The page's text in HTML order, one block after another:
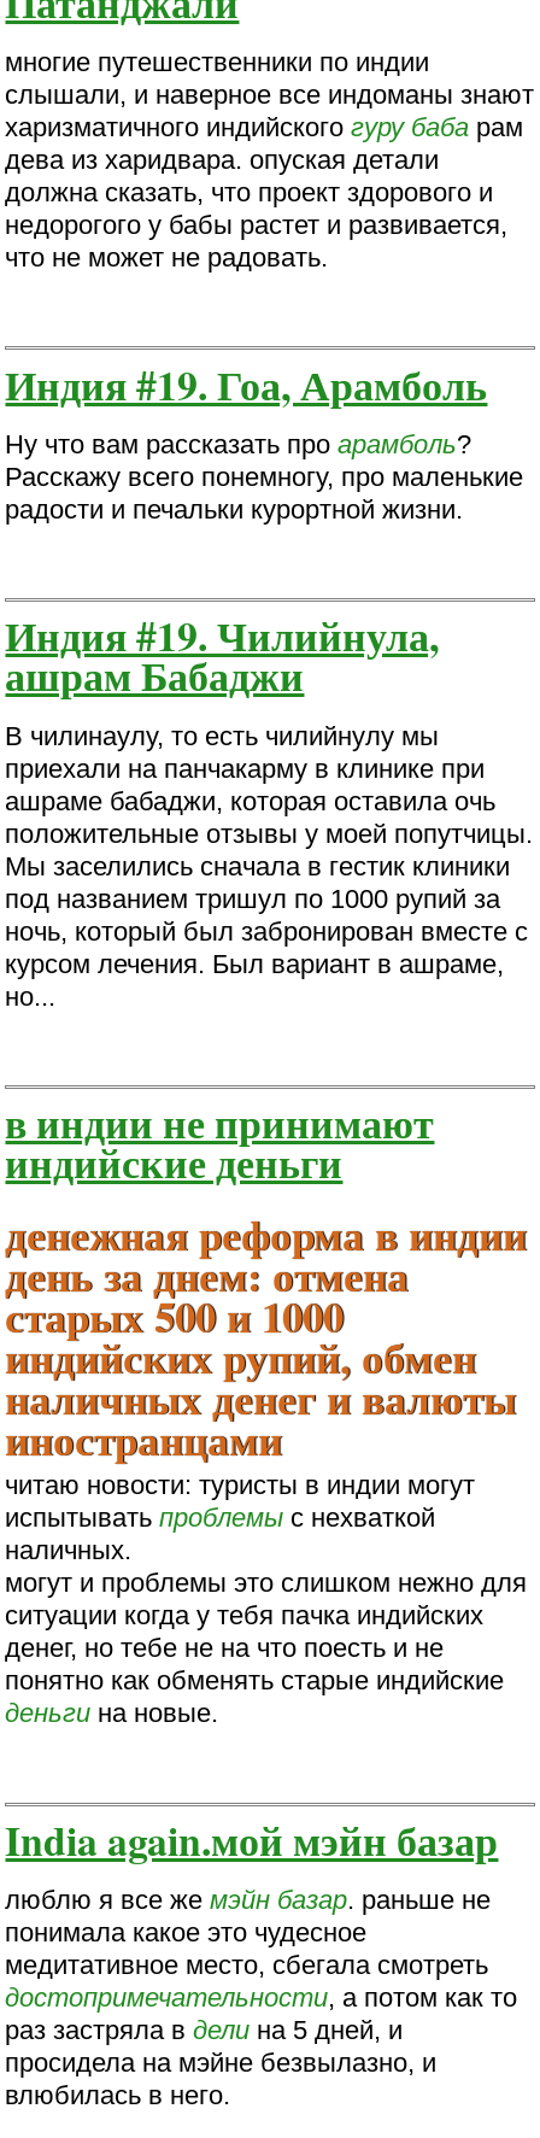
многие путешественники по индии
слышали, и наверное все индоманы знают
харизматичного индийскогогуру баба рам
дева из харидвара. опуская детали
должна сказать, что проект здорового и
недорогого у бабы растет и развивается,
что не может не радовать.
Индия #19. Гоа, Арамболь
Ну что вам рассказать проарамболь?
Расскажу всего понемногу, про маленькие
радости и печальки курортной жизни.
Индия #19. Чилийнула,
ашрам Бабаджи
В чилинаулу, то есть чилийнулу мы
приехали на панчакарму в клинике при
ашраме бабаджи, которая оставила очь
положительные отзывы у моей попутчицы.
Мы заселились сначала в гестик клиники
под названием тришул по 1000 рупий за
ночь, который был забронирован вместе с
курсом лечения. Был вариант в ашраме,
но...
в индии не принимают
индийские деньги
денежная реформа в индии
день за днем: отмена
старых 500 и 1000
индийских рупий, обмен
наличных денег и валюты
иностранцами
читаю новости: туристы в индии могут
испытыватьпроблемы с нехваткой
наличных.
могут и проблемы это слишком нежно для
ситуации когда у тебя пачка индийских
денег, но тебе не на что поесть и не
понятно как обменять старые индийские
деньги на новые.
India again.мой мэйн базар
люблю я все жемэйн базар. раньше не
понимала какое это чудесное
медитативное место, сбегала смотреть
достопримечательности, а потом как то
раз застряла вдели на 5 дней, и
просидела на мэйне безвылазно, и
влюбилась в него.